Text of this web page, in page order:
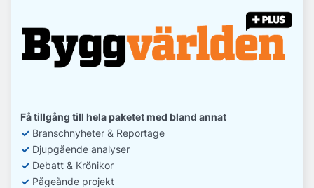
Få tillgång till hela paketet med bland annat
✓ Branschnyheter & Reportage
✓ Djupgående analyser
✓ Debatt & Krönikor
✓ Pågeånde projekt